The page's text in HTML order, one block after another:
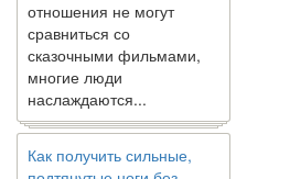
сравниться со
сказочными фильмами,
многие люди
наслаждаются...
Как получить сильные,
подтянутые ноги без